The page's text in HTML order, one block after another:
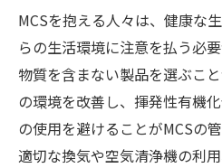
MCSを抱える人々は、健康な
らの生活環境に注意を払う必
物質を含まない製品を選ぶこ
の環境を改善し、揮発性有機
の使用を避けることがMCSの
適切な換気や空気清浄機の利